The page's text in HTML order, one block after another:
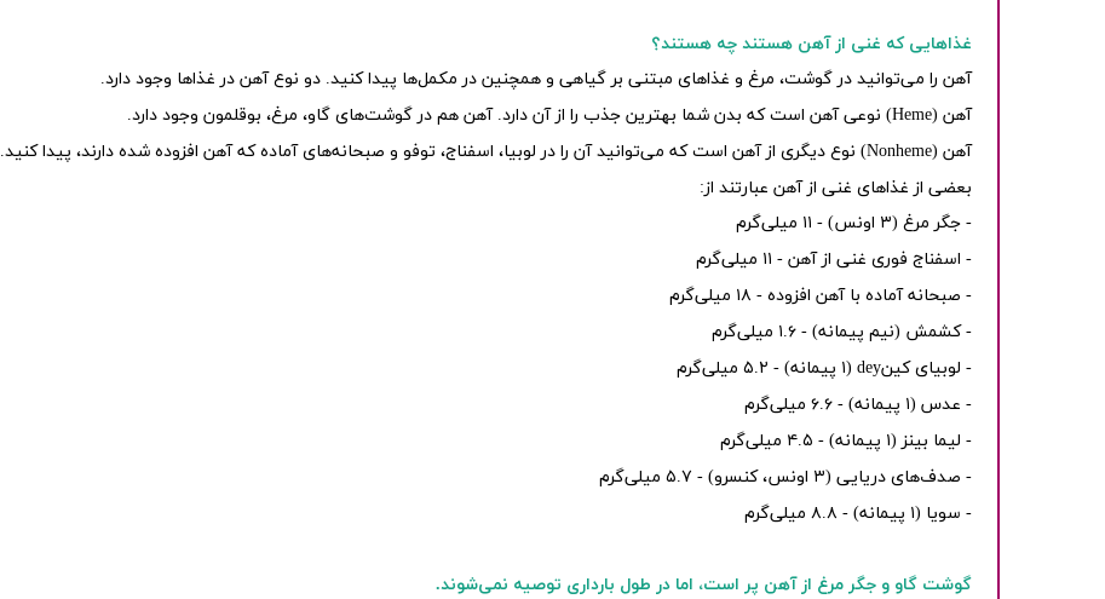
غذاهایی که غنی از آهن هستند چه هستند؟
آهن را می‌توانید در گوشت، مرغ و غذاهای مبتنی بر گیاهی و همچنین در مکمل‌ها پیدا کنید. دو نوع آهن در غذاها وجود دارد.
آهن (Heme) نوعی آهن است که بدن شما بهترین جذب را از آن دارد. آهن هم در گوشت‌های گاو، مرغ، بوقلمون وجود دارد.
آهن (Nonheme) نوع دیگری از آهن است که می‌توانید آن را در لوبیا، اسفناج، توفو و صبحانه‌های آماده که آهن افزوده شده دارند، پیدا کنید.
بعضی از غذاهای غنی از آهن عبارتند از:
- جگر مرغ (۳ اونس) - ۱۱ میلی‌گرم
- اسفناج فوری غنی از آهن - ۱۱ میلی‌گرم
- صبحانه آماده با آهن افزوده - ۱۸ میلی‌گرم
- کشمش (نیم پیمانه) - ۱.۶ میلی‌گرم
- لوبیای کینdey (۱ پیمانه) - ۵.۲ میلی‌گرم
- عدس (۱ پیمانه) - ۶.۶ میلی‌گرم
- لیما بینز (۱ پیمانه) - ۴.۵ میلی‌گرم
- صدف‌های دریایی (۳ اونس، کنسرو) - ۵.۷ میلی‌گرم
- سویا (۱ پیمانه) - ۸.۸ میلی‌گرم
گوشت گاو و جگر مرغ از آهن پر است، اما در طول بارداری توصیه نمی‌شوند.